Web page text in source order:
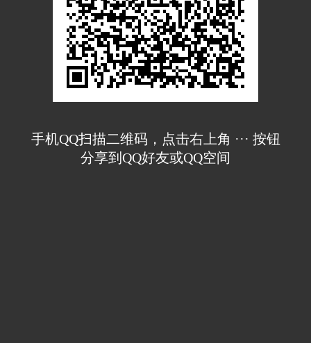
手机QQ扫描二维码，点击右上角 ··· 按钮
分享到QQ好友或QQ空间